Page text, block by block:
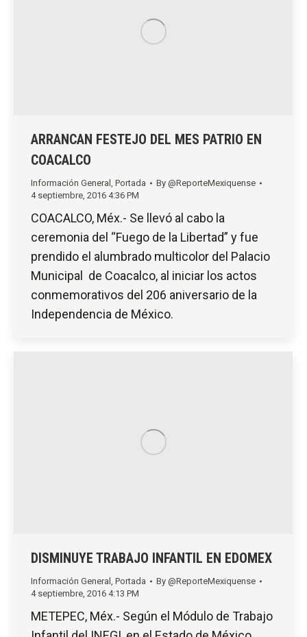
ARRANCAN FESTEJO DEL MES PATRIO EN
COACALCO
Información General Portada By @ReporteMexiquense
4 septiembre, 2016 4:36 PM
COACALCO, Méx.- Se llevó al cabo la
ceremonia del “Fuego de la Libertad” y fue
prendido el alumbrado multicolor del Palacio
Municipal de Coacalco, al iniciar los actos
conmemorativos del 206 aniversario de la
Independencia de México.
DISMINUYE TRABAJO INFANTIL EN EDOMEX
Información General , Portada By @ReporteMexiquense
4 septiembre, 2016 4:13 PM
METEPEC, Méx.- Según el Módulo de Trabajo